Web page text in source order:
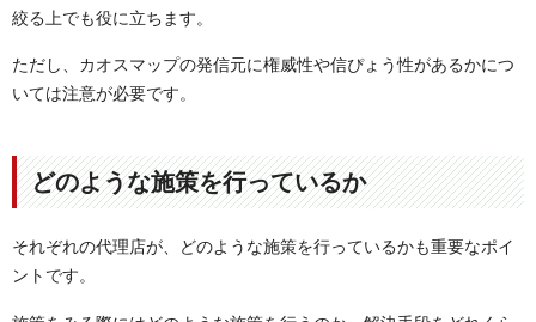
絞る上でも役に立ちます。
ただし、カオスマップの発信元に権威性や信ぴょう性があるかにつ
いては注意が必要です。
どのような施策を行っているか
それぞれの代理店が、どのような施策を行っているかも重要なポイ
ントです。